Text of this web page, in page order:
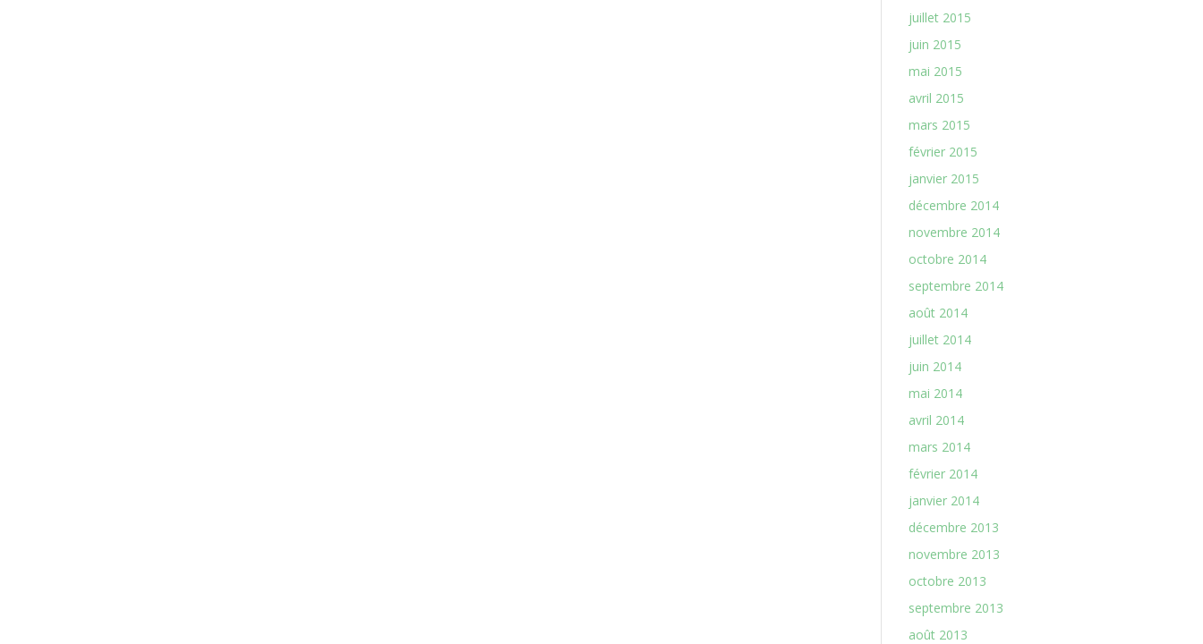
juillet 2015
juin 2015
mai 2015
avril 2015
mars 2015
février 2015
janvier 2015
décembre 2014
novembre 2014
octobre 2014
septembre 2014
août 2014
juillet 2014
juin 2014
mai 2014
avril 2014
mars 2014
février 2014
janvier 2014
décembre 2013
novembre 2013
octobre 2013
septembre 2013
août 2013